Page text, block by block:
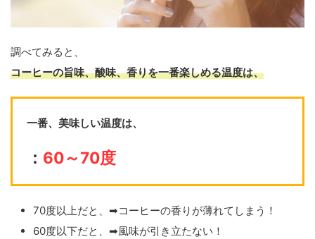
調べてみると、
コーヒーの旨味、酸味、香りを一番楽しめる温度は、
一番、美味しい温度は、
： 60～70度
70度以上だと、➡コーヒーの香りが薄れてしまう！
60度以下だと、➡風味が引き立たない！